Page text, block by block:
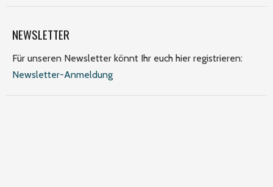
NEWSLETTER
Für unseren Newsletter könnt Ihr euch hier registrieren:
Newsletter-Anmeldung